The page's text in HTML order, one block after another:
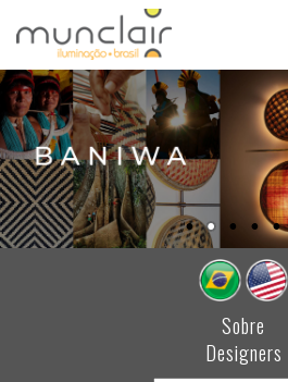
Sobre
Designers